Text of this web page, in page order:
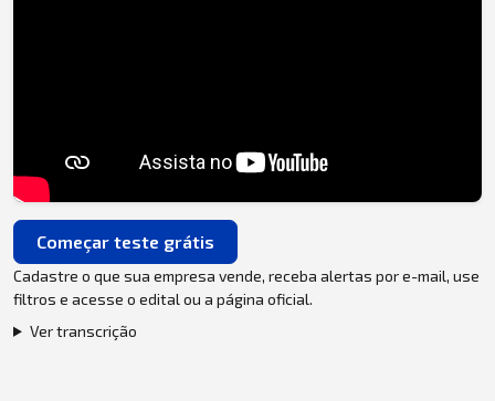
Começar teste grátis
Cadastre o que sua empresa vende, receba alertas por e-mail, use
filtros e acesse o edital ou a página oficial.
Ver transcrição